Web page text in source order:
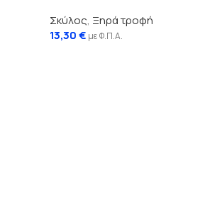
Σκύλος, Ξηρά τροφή
13,30€ με Φ.Π.Α.